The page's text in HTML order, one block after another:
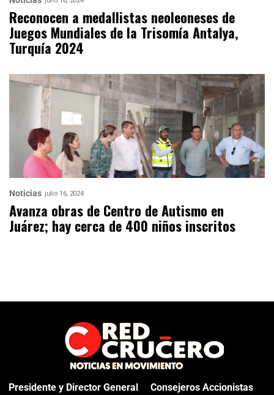
Reconocen a medallistas neoleoneses de
Juegos Mundiales de la Trisomía Antalya,
Turquía 2024
Noticias julio 16, 2024
Avanza obras de Centro de Autismo en
Juárez; hay cerca de 400 niños inscritos
Presidente y Director General Consejeros Accionistas